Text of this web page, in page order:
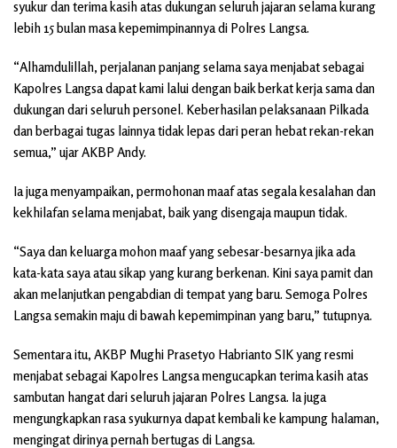
syukur dan terima kasih atas dukungan seluruh jajaran selama kurang
lebih 15 bulan masa kepemimpinannya di Polres Langsa.
“Alhamdulillah, perjalanan panjang selama saya menjabat sebagai
Kapolres Langsa dapat kami lalui dengan baik berkat kerja sama dan
dukungan dari seluruh personel. Keberhasilan pelaksanaan Pilkada
dan berbagai tugas lainnya tidak lepas dari peran hebat rekan-rekan
semua,” ujar AKBP Andy.
Ia juga menyampaikan, permohonan maaf atas segala kesalahan dan
kekhilafan selama menjabat, baik yang disengaja maupun tidak.
“Saya dan keluarga mohon maaf yang sebesar-besarnya jika ada
kata-kata saya atau sikap yang kurang berkenan. Kini saya pamit dan
akan melanjutkan pengabdian di tempat yang baru. Semoga Polres
Langsa semakin maju di bawah kepemimpinan yang baru,” tutupnya.
Sementara itu, AKBP Mughi Prasetyo Habrianto SIK yang resmi
menjabat sebagai Kapolres Langsa mengucapkan terima kasih atas
sambutan hangat dari seluruh jajaran Polres Langsa. Ia juga
mengungkapkan rasa syukurnya dapat kembali ke kampung halaman,
mengingat dirinya pernah bertugas di Langsa.